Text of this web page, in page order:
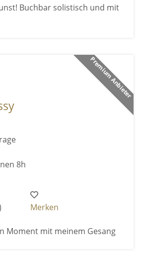
Buchbar solistisch und mit
Premium Anbieter
8h
Merken
Moment mit meinem Gesang